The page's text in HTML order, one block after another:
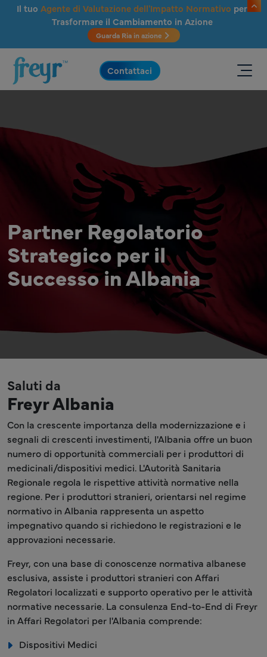
Salta al contenuto principale
Il tuo Agente di Valutazione dell'Impatto Normativo per
Trasformare il Cambiamento in Azione
Guarda Ria in azione
.
Contattaci
Partner Regolatorio
Strategico per il
Successo in Albania
Saluti da
Freyr Albania
Con la crescente importanza della modernizzazione e i
segnali di crescenti investimenti, l'Albania offre un buon
numero di opportunità commerciali per i produttori di
medicinali/dispositivi medici. L'Autorità Sanitaria
Regionale regola le rispettive attività normative nella
regione. Per i produttori stranieri, orientarsi nel regime
normativo in Albania rappresenta un aspetto
impegnativo quando si richiedono le registrazioni e le
approvazioni necessarie.
Freyr, con una base di conoscenze normativa albanese
esclusiva, assiste i produttori stranieri con Affari
Regolatori localizzati e supporto operativo per le attività
normative necessarie. La consulenza End-to-End di Freyr
in Affari Regolatori per l'Albania comprende:
Dispositivi Medici